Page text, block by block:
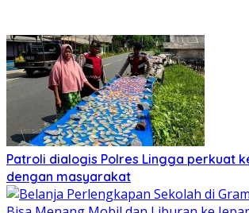
Patroli dialogis Polres Lingga perkuat
dengan masyarakat